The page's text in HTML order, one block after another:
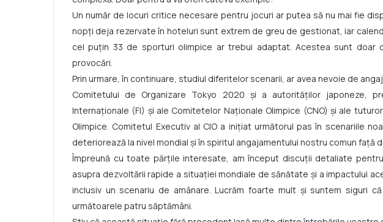
Un număr de locuri critice necesare pentru jocuri ar putea să nu mai fie
nopți deja rezervate în hoteluri sunt extrem de greu de gestionat, iar
cel puțin 33 de sporturi olimpice ar trebui adaptat. Acestea sunt doar
provocări.
Prin urmare, în continuare, studiul diferitelor scenarii, ar avea nevoie de
Comitetului de Organizare Tokyo 2020 și a autorităților japoneze,
Internaționale (FI) și ale Comitetelor Naționale Olimpice (CNO) și ale
Olimpice. Comitetul Executiv al CIO a inițiat următorul pas în scenariile
deteriorează la nivel mondial și în spiritul angajamentului nostru comun față
Împreună cu toate părțile interesate, am început discuții detaliate
asupra dezvoltării rapide a situației mondiale de sănătate și a impactului
inclusiv un scenariu de amânare. Lucrăm foarte mult și suntem siguri
următoarele patru săptămâni.